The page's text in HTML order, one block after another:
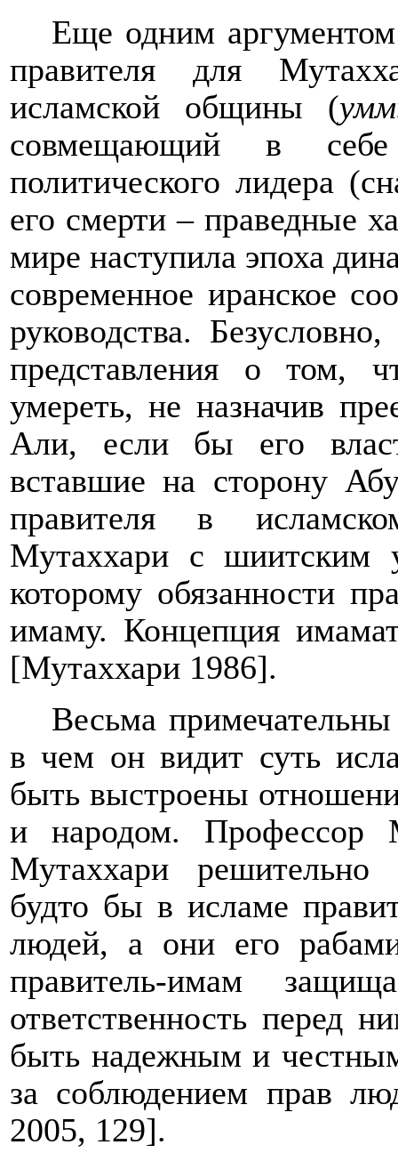
Еще одним
правителя для
исламской общины (
совмещающий в
политического лидера
его смерти – праведные
мире наступила эпоха
современное иранское
руководства.
представления о том,
умереть, не назначив
Али, если бы его
вставшие на сторону
правителя в
Мутаххари с шиитским
которому обязанности
имаму. Концепция
[Мутаххари 1986].
Весьма
в чем он видит суть
быть выстроены
и народом. Профессор
Мутаххари решительно
будто бы в исламе
людей, а они его
правитель-имам
ответственность перед
быть надежным и
за соблюдением прав
2005, 129].